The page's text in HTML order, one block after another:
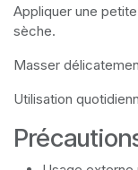
Appliquer une
sèche.
Masser
Utilisation